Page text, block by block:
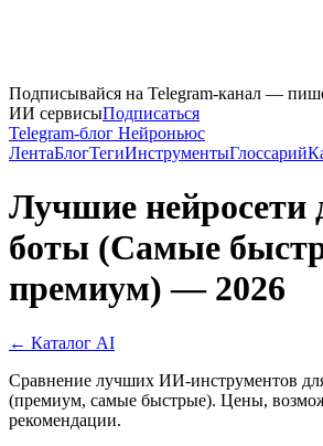
Подписывайся на Telegram-канал —
ИИ сервисыПодписаться
Telegram-блог Нейроньюс
ЛентаБлогТегиИнструментыГлоссарий
Лучшие нейросети
боты (Самые
премиум) — 2026
← Каталог AI
Сравнение лучших ИИ-инструментов
(премиум, самые быстрые). Цены,
рекомендации.